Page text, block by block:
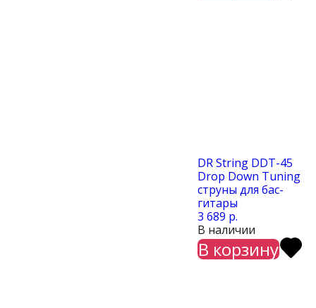
DR String DDT-45
Drop Down Tuning
cтруны для бас-
гитары
3 689 р.
В наличии
В корзину